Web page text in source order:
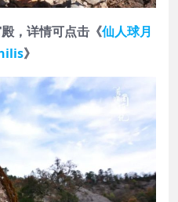
，详情可点击《仙人球月
》